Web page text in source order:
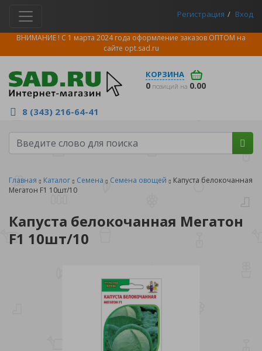
Регистрация Вход
ВНИМАНИЕ ! С 1 марта 2024 года оформление заказов ОПТОМ на
сайте opt.sad.ru
КОРЗИНА
0 позиций на 0.00
8 (343) 216-64-41
Главная Каталог Семена Семена овощей
Капуста белокочанная
Мегатон F1 10шт/10
Капуста белокочанная Мегатон
F1 10шт/10